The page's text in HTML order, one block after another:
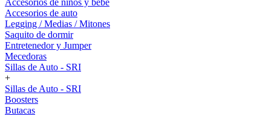
Accesorios de niños y bebe
Accesorios de auto
Legging / Medias / Mitones
Saquito de dormir
Entretenedor y Jumper
Mecedoras
Sillas de Auto - SRI
+
Sillas de Auto - SRI
Boosters
Butacas